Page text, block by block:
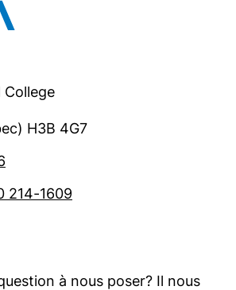
participe ainsi activement
l’équilibre entre la réussite
et le bien-être de la
.
College
H3B 4G7
214-1609
à nous poser? Il nous